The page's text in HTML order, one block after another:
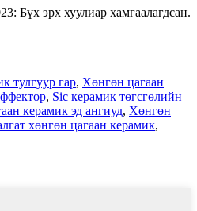
Бүх эрх хуулиар хамгаалагдсан.
тулгуур гар, Хөнгөн цагаан
, Sic керамик төгсгөлийн
керамик эд ангиуд, Хөнгөн
хөнгөн цагаан керамик,